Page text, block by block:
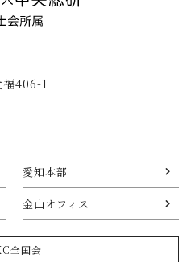
406-1
愛知本部
金山オフィス
全国会